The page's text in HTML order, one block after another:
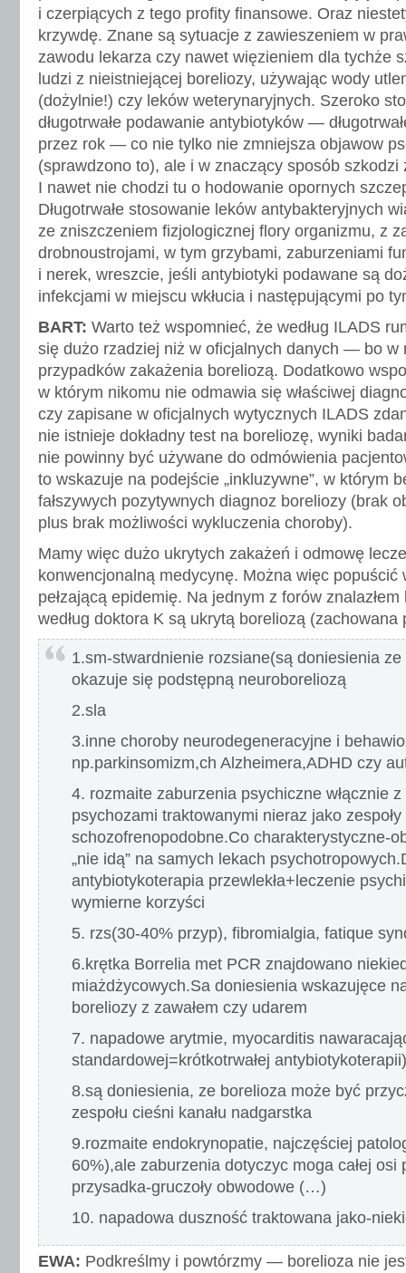
i czerpiących z tego profity finansowe. Oraz
krzywdę. Znane są sytuacje z zawieszeniem w
zawodu lekarza czy nawet więzieniem dla tychże
ludzi z nieistniejącej boreliozy, używając wody
(dożylnie!) czy leków weterynaryjnych. Szeroko
długotrwałe podawanie antybiotyków —
przez rok — co nie tylko nie zmniejsza objawow
(sprawdzono to), ale i w znaczący sposób
I nawet nie chodzi tu o hodowanie opornych
Długotrwałe stosowanie leków antybakteryjnych
ze zniszczeniem fizjologicznej flory organizmu, z
drobnoustrojami, w tym grzybami, zaburzeniami
i nerek, wreszcie, jeśli antybiotyki podawane są
infekcjami w miejscu wkłucia i następującymi po
BART: Warto też wspomnieć, że według ILADS
się dużo rzadziej niż w oficjalnych danych — bo w
przypadków zakażenia boreliozą. Dodatkowo
w którym nikomu nie odmawia się właściwej
czy zapisane w oficjalnych wytycznych ILADS
nie istnieje dokładny test na boreliozę, wyniki
nie powinny być używane do odmówienia
to wskazuje na podejście „inkluzywne”, w którym
fałszywych pozytywnych diagnoz boreliozy (brak
plus brak możliwości wykluczenia choroby).
Mamy więc dużo ukrytych zakażeń i odmowę
konwencjonalną medycynę. Można więc popuścić
pełzającą epidemię. Na jednym z forów
według doktora K są ukrytą boreliozą (zachowana
1.sm-stwardnienie rozsiane(są doniesienia
okazuje się podstępną neuroboreliozą
2.sla
3.inne choroby neurodegeneracyjne i
np.parkinsomizm,ch Alzheimera,ADHD czy
4. rozmaite zaburzenia psychiczne włącznie
psychozami traktowanymi nieraz jako zespoły
schozofrenopodobne.Co charakterystyczne-
„nie idą” na samych lekach
antybiotykoterapia przewlekła+leczenie
wymierne korzyści
5. rzs(30-40% przyp), fibromialgia, fatique
6.krętka Borrelia met PCR znajdowano
miażdżycowych.Sa doniesienia wskazujęce
boreliozy z zawałem czy udarem
7. napadowe arytmie, myocarditis
standardowej=krótkotrwałej antybiotykoterapii)
8.są doniesienia, ze borelioza może być
zespołu cieśni kanału nadgarstka
9.rozmaite endokrynopatie, najczęściej
60%),ale zaburzenia dotyczyc moga całej osi
przysadka-gruczoły obwodowe (…)
10. napadowa duszność traktowana jako-
EWA: Podkreślmy i powtórzmy — borelioza nie